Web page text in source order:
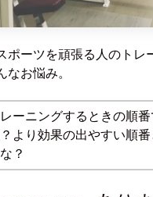
ポーツを頑張る人のトレ
なお悩み。
レーニングするときの順
より効果の出やすい順
？